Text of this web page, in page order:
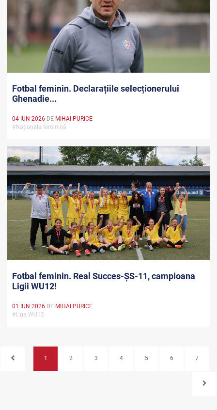
Fotbal feminin. Declarațiile selecționerului
Ghenadie...
04 IUN 2026 DE MIHAI PURICE
#Naționala feminină
Fotbal feminin. Real Succes-ȘS-11, campioana
Ligii WU12!
01 IUN 2026 DE MIHAI PURICE
#Liga WU12
1 2 3 4 5 6 7